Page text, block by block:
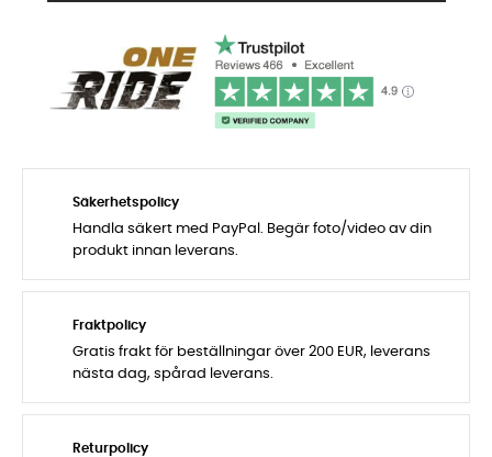
Säkerhetspolicy
Handla säkert med PayPal. Begär foto/video av din
produkt innan leverans.
Fraktpolicy
Gratis frakt för beställningar över 200 EUR, leverans
nästa dag, spårad leverans.
Returpolicy